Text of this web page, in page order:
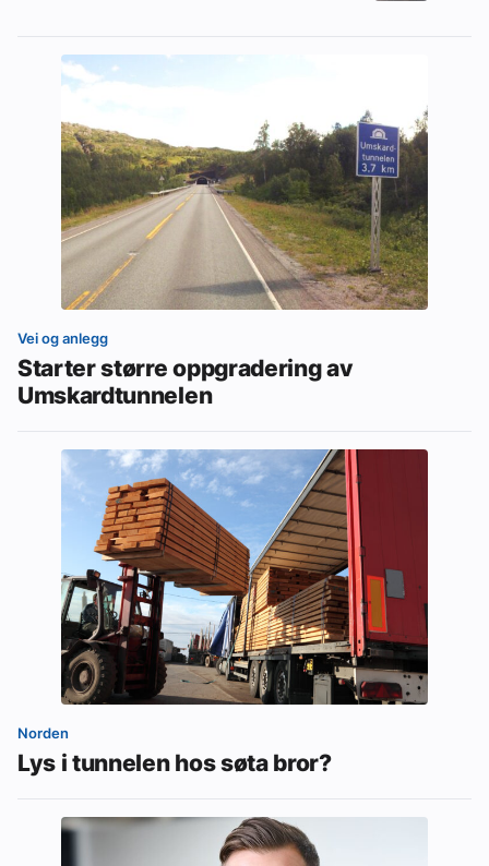
Vei og anlegg
Starter større oppgradering av
Umskardtunnelen
Norden
Lys i tunnelen hos søta bror?